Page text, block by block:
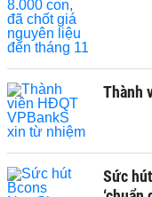
Thành
Sức